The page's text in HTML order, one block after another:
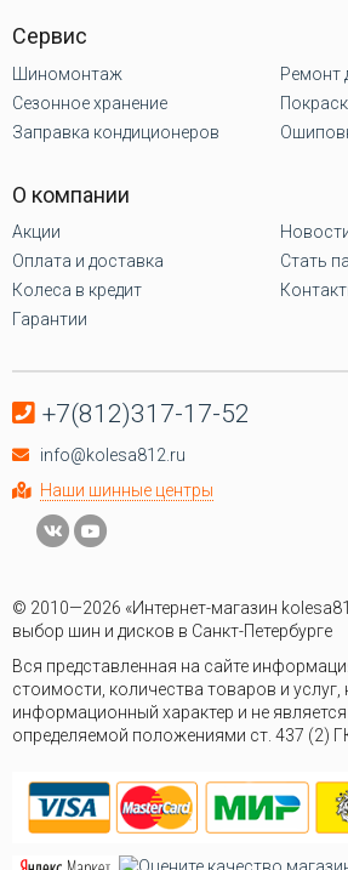
Сервис
Шиномонтаж
Сезонное хранение
Заправка кондиционеров
Ремонт
О компании
Акции
Оплата и доставка
Колеса в кредит
Гарантии
Стать
+7(812)317-17-52
info@kolesa812.ru
Наши шинные центры
© 2010—2026 «Интернет-магазин
выбор шин и дисков в Санкт-Петербурге
Вся представленная на сайте
стоимости, количества товаров и услуг,
информационный характер и не
определяемой положениями ст. 437 (2)